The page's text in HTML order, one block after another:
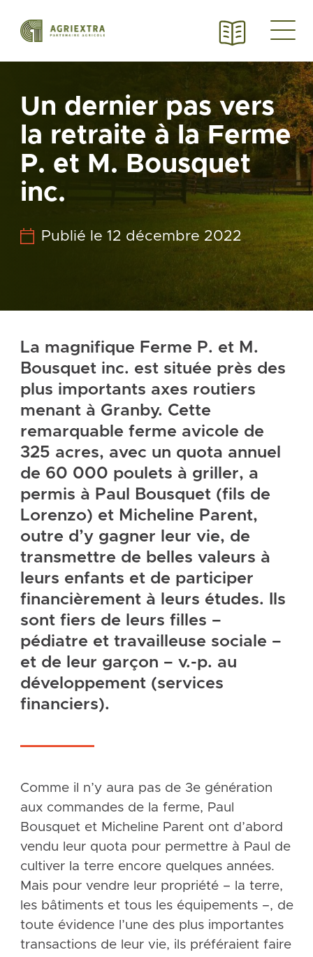
Un dernier pas vers
la retraite à la Ferme
P. et M. Bousquet
inc.
Publié le 12 décembre 2022
La magnifique Ferme P. et M.
Bousquet inc. est située près des
plus importants axes routiers
menant à Granby. Cette
remarquable ferme avicole de
325 acres, avec un quota annuel
de 60 000 poulets à griller, a
permis à Paul Bousquet (fils de
Lorenzo) et Micheline Parent,
outre d’y gagner leur vie, de
transmettre de belles valeurs à
leurs enfants et de participer
financièrement à leurs études. Ils
sont fiers de leurs filles –
pédiatre et travailleuse sociale –
et de leur garçon – v.-p. au
développement (services
financiers).
Comme il n’y aura pas de 3e génération
aux commandes de la ferme, Paul
Bousquet et Micheline Parent ont d’abord
vendu leur quota pour permettre à Paul de
cultiver la terre encore quelques années.
Mais pour vendre leur propriété – la terre,
les bâtiments et tous les équipements –, de
toute évidence l’une des plus importantes
transactions de leur vie, ils préféraient faire